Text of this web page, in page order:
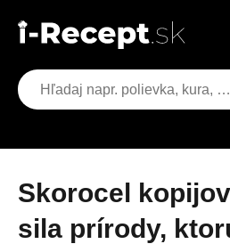
Skorocel kopijovitý: Liečivá
sila prírody,